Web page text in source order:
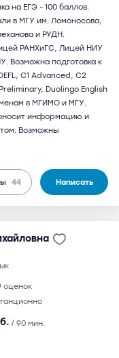
на ЕГЭ - 100 баллов.
в МГУ им. Ломоносова,
и РУДН.
РАНХиГС, Лицей НИУ
Возможна подготовка к
C1 Advanced, C2
Duolingo English
в МГИМО и МГУ.
информацию и
Возможны
44 Написать
оценок
/ 90 мин.